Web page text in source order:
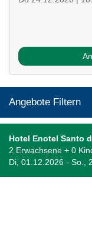
Angebote Filtern
Hotel Enotel Santo
2 Erwachsene + 0
Di, 01.12.2026 - So.,